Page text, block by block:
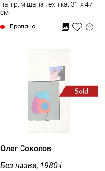
папір, мішана техніка, 31 x 47
см
Продано
Олег Соколов
Без назви, 1980-і